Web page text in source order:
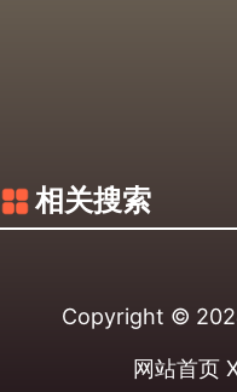
相关搜索
Copyright ©
网站首页